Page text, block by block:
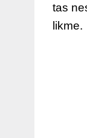
tas
likme.